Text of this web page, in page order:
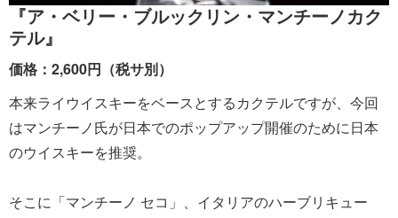
『ア・ベリー・ブルックリン・マンチーノカク
テル』
価格：2,600円（税サ別）
本来ライウイスキーをベースとするカクテルですが、今回
はマンチーノ氏が日本でのポップアップ開催のために日本
のウイスキーを推奨。
そこに「マンチーノ セコ」、イタリアのハーブリキュー